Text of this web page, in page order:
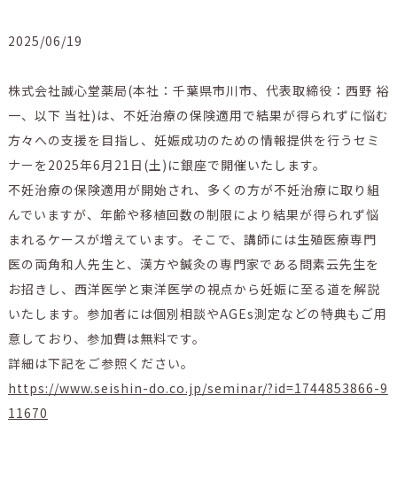
2025/06/19
株式会社誠心堂薬局(本社：千葉県市川市、代表取締役：西野 裕
一、以下 当社)は、不妊治療の保険適用で結果が得られずに悩む
方々への支援を目指し、妊娠成功のための情報提供を行うセミ
ナーを2025年6月21日(土)に銀座で開催いたします。
不妊治療の保険適用が開始され、多くの方が不妊治療に取り組
んでいますが、年齢や移植回数の制限により結果が得られず悩
まれるケースが増えています。そこで、講師には生殖医療専門
医の両角和人先生と、漢方や鍼灸の専門家である問素云先生を
お招きし、西洋医学と東洋医学の視点から妊娠に至る道を解説
いたします。参加者には個別相談やAGEs測定などの特典もご用
意しており、参加費は無料です。
詳細は下記をご参照ください。
https://www.seishin-do.co.jp/seminar/?id=1744853866-9
11670